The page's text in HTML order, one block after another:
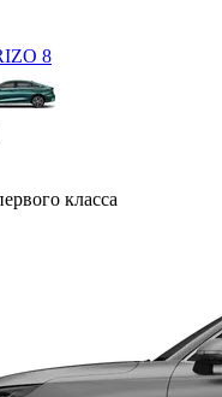
8
класса